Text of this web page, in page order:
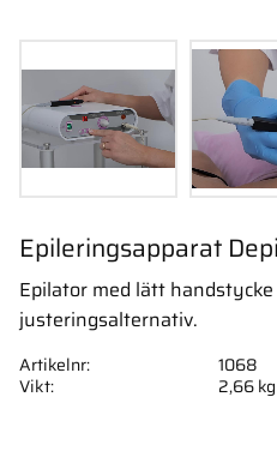
Epileringsapparat
Epilator med lätt
justeringsalternativ.
Artikelnr
1068
Vikt
2,66 kg